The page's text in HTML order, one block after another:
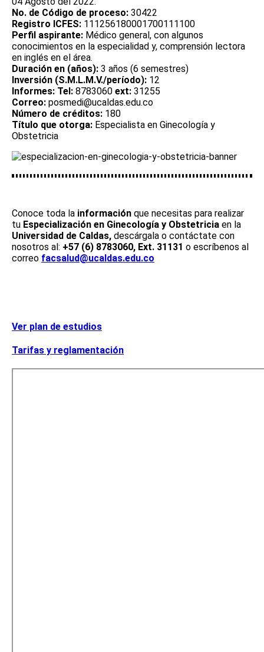
No. de Código de proceso: 30422
Registro ICFES: 111256180001700111100
Perfil aspirante: Médico general, con algunos
conocimientos en la especialidad y, comprensión lectora
en inglés en el área.
Duración en (años): 3 años (6 semestres)
Inversión (S.M.L.M.V./período): 12
Informes: Tel: 8783060 ext: 31255
Correo: posmedi@ucaldas.edu.co
Número de créditos: 180
Título que otorga: Especialista en Ginecología y
Obstetricia
Conoce toda la información que necesitas para realizar
tu Especialización en Ginecología y Obstetricia en la
Universidad de Caldas, descárgala o contáctate con
nosotros al: +57 (6) 8783060, Ext. 31131 o escríbenos al
correo facsalud@ucaldas.edu.co
Ver plan de estudios
Tarifas y reglamentación